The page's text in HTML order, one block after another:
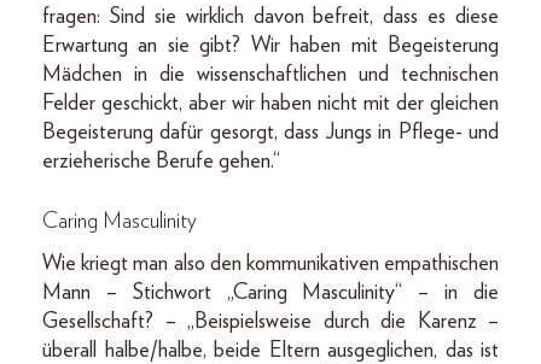
fragen: Sind sie wirklich davon befreit, dass es diese
Erwartung an sie gibt? Wir haben mit Begeisterung
Mädchen in die wissenschaftlichen und technischen
Felder geschickt, aber wir haben nicht mit der gleichen
Begeisterung dafür gesorgt, dass Jungs in Pflege- und
erzieherische Berufe gehen.“
Caring Masculinity
Wie kriegt man also den kommunikativen empathischen
Mann – Stichwort „Caring Masculinity“ – in die
Gesellschaft? – „Beispielsweise durch die Karenz –
überall halbe/halbe, beide Eltern ausgeglichen, das ist